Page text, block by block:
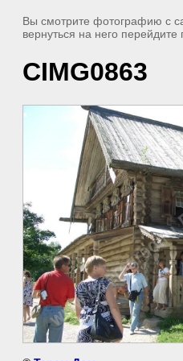
Вы смотрите фотографию с
вернуться на него перейдите
CIMG0863